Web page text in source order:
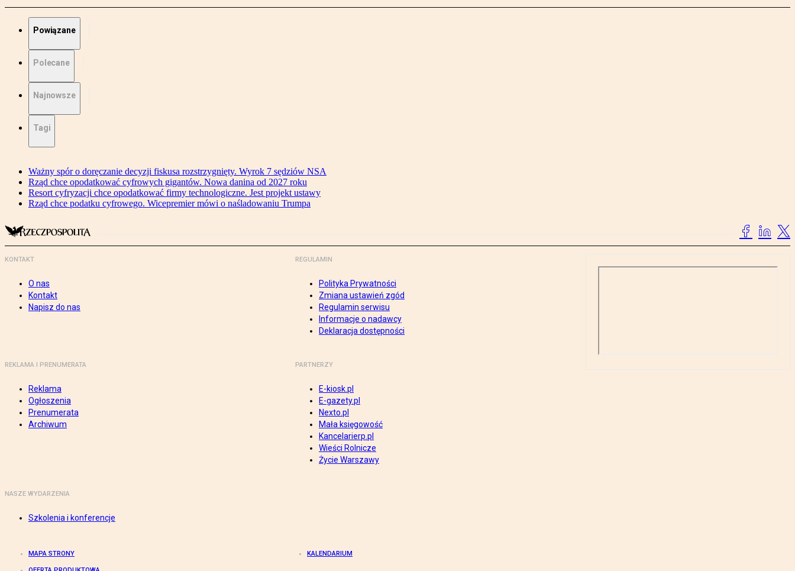
Powiązane
Polecane
Najnowsze
Tagi
Ważny spór o doręczanie decyzji fiskusa rozstrzygnięty. Wyrok 7 sędziów NSA
Rząd chce opodatkować cyfrowych gigantów. Nowa danina od 2027 roku
Resort cyfryzacji chce opodatkować firmy technologiczne. Jest projekt ustawy
Rząd chce podatku cyfrowego. Wicepremier mówi o naśladowaniu Trumpa
KONTAKT
O nas
Kontakt
Napisz do nas
REGULAMIN
Polityka Prywatności
Zmiana ustawień zgód
Regulamin serwisu
Informacje o nadawcy
Deklaracja dostępności
REKLAMA I PRENUMERATA
Reklama
Ogłoszenia
Prenumerata
Archiwum
PARTNERZY
E-kiosk.pl
E-gazety.pl
Nexto.pl
Mała księgowość
Kancelarierp.pl
Wieści Rolnicze
Życie Warszawy
NASZE WYDARZENIA
Szkolenia i konferencje
MAPA STRONY KALENDARIUM